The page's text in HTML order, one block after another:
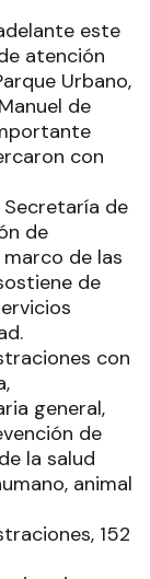
este
atención
Urbano,
de
con
de
de
de las
de
con
general,
de
la salud
animal
152